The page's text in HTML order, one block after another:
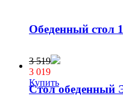
Обеденный стол
3 519
3 019
Купить
Стол обеденный